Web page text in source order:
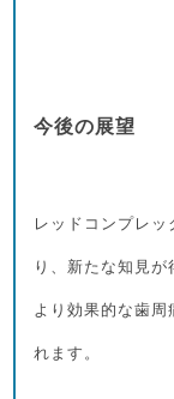
今後の展望
レッドコンプレ
り、新たな知見が
より効果的な歯周
れます。